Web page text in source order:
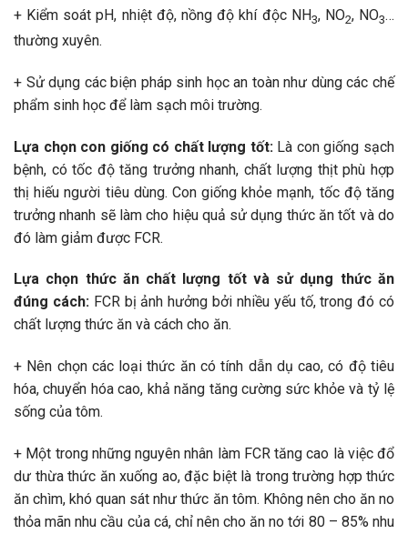
+ Kiểm soát pH, nhiệt độ, nồng độ khí độc NH3, NO2, NO3…
thường xuyên.
+ Sử dụng các biện pháp sinh học an toàn như dùng các chế
phẩm sinh học để làm sạch môi trường.
Lựa chọn con giống có chất lượng tốt: Là con giống sạch
bệnh, có tốc độ tăng trưởng nhanh, chất lượng thịt phù hợp
thị hiếu người tiêu dùng. Con giống khỏe mạnh, tốc độ tăng
trưởng nhanh sẽ làm cho hiệu quả sử dụng thức ăn tốt và do
đó làm giảm được FCR.
Lựa chọn thức ăn chất lượng tốt và sử dụng thức ăn
đúng cách: FCR bị ảnh hưởng bởi nhiều yếu tố, trong đó có
chất lượng thức ăn và cách cho ăn.
+ Nên chọn các loại thức ăn có tính dẫn dụ cao, có độ tiêu
hóa, chuyển hóa cao, khả năng tăng cường sức khỏe và tỷ lệ
sống của tôm.
+ Một trong những nguyên nhân làm FCR tăng cao là việc đổ
dư thừa thức ăn xuống ao, đặc biệt là trong trường hợp thức
ăn chìm, khó quan sát như thức ăn tôm. Không nên cho ăn no
thỏa mãn nhu cầu của cá, chỉ nên cho ăn no tới 80 – 85% nhu